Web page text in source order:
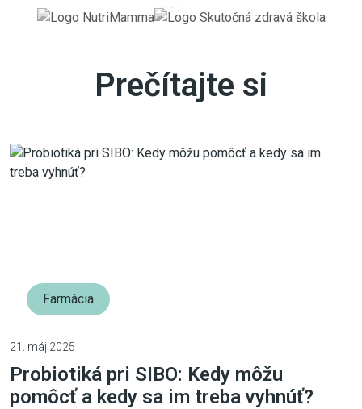
Prečítajte si
Farmácia
21. máj 2025
Probiotiká pri SIBO: Kedy môžu
pomôcť a kedy sa im treba vyhnúť?